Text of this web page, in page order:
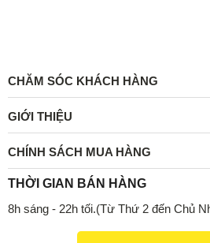
CHĂM SÓC KHÁCH HÀNG
GIỚI THIỆU
CHÍNH SÁCH MUA HÀNG
THỜI GIAN BÁN HÀNG
8h sáng - 22h tối.(Từ Thứ 2 đến Chủ